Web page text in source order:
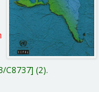
C8737 (2).